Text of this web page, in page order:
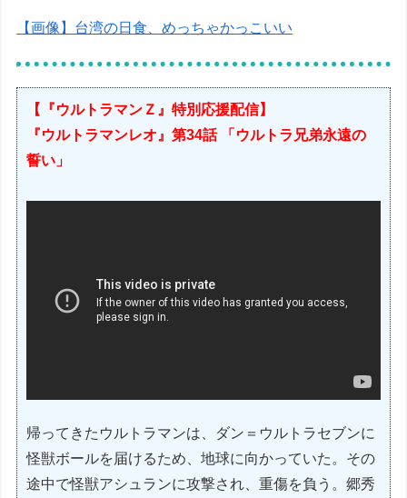
【画像】台湾の日食、めっちゃかっこいい
【『ウルトラマンＺ』特別応援配信】
『ウルトラマンレオ』第34話 「ウルトラ兄弟永遠の
誓い」
帰ってきたウルトラマンは、ダン＝ウルトラセブンに
怪獣ボールを届けるため、地球に向かっていた。その
途中で怪獣アシュランに攻撃され、重傷を負う。郷秀